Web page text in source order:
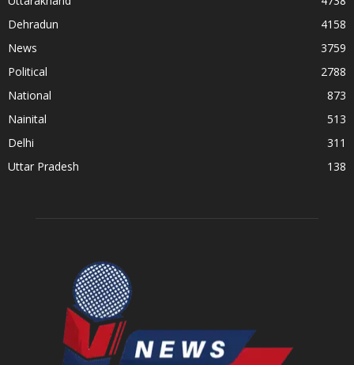
Dehradun
4158
News
3759
Political
2788
National
873
Nainital
513
Delhi
311
Uttar Pradesh
138